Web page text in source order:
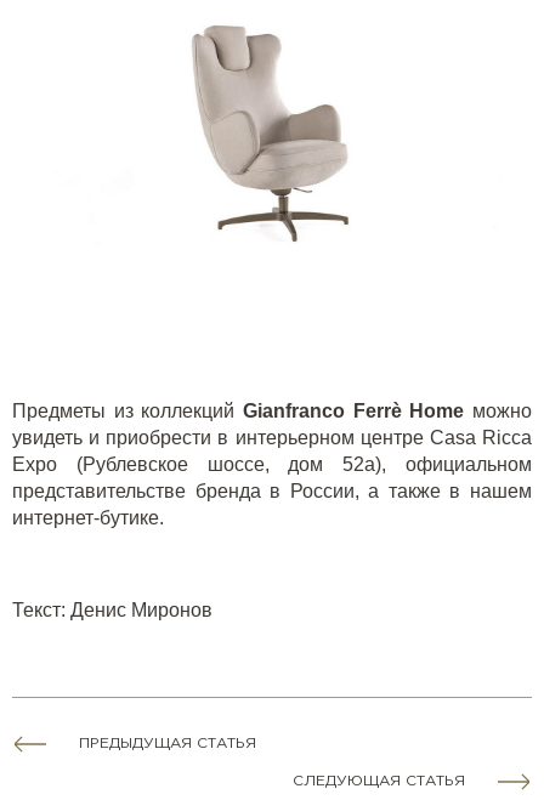
Предметы из коллекций Gianfranco Ferrè Home можно
увидеть и приобрести в интерьерном центре Casa Ricca
Expo (Рублевское шоссе, дом 52а), официальном
представительстве бренда в России, а также в нашем
интернет-бутике.
Текст: Денис Миронов
ПРЕДЫДУЩАЯ СТАТЬЯ
СЛЕДУЮЩАЯ СТАТЬЯ